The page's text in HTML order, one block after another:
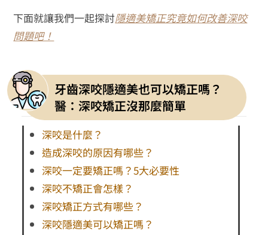
下面就讓我們一起探討隱適美矯正究竟如何改善深咬
問題吧！
牙齒深咬隱適美也可以矯正嗎？
醫：深咬矯正沒那麼簡單
深咬是什麼？
造成深咬的原因有哪些？
深咬一定要矯正嗎？5大必要性
深咬不矯正會怎樣？
深咬矯正方式有哪些？
深咬隱適美可以矯正嗎？